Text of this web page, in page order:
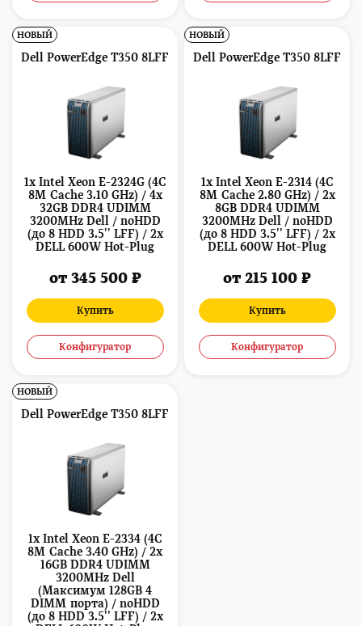
Dell PowerEdge T350 8LFF
1x Intel Xeon E-2324G (4C
8M Cache 3.10 GHz) / 4x
32GB DDR4 UDIMM
3200MHz Dell / noHDD
(до 8 HDD 3.5'' LFF) / 2x
DELL 600W Hot-Plug
от 345 500 ₽
Купить
Конфигуратор
НОВЫЙ
Dell PowerEdge T350 8LFF
1x Intel Xeon E-2314 (4C
8M Cache 2.80 GHz) / 2x
8GB DDR4 UDIMM
3200MHz Dell / noHDD
(до 8 HDD 3.5'' LFF) / 2x
DELL 600W Hot-Plug
от 215 100 ₽
Купить
Конфигуратор
НОВЫЙ
Dell PowerEdge T350 8LFF
1x Intel Xeon E-2334 (4C
8M Cache 3.40 GHz) / 2x
16GB DDR4 UDIMM
3200MHz Dell
(Максимум 128GB 4
DIMM порта) / noHDD
(до 8 HDD 3.5'' LFF) / 2x
НОВЫЙ